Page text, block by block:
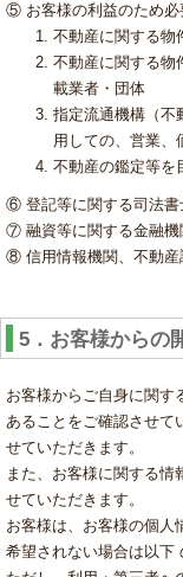
⑤ お客様の利益のため必
不動産に関する物
不動産に関する物
載業者・団体
指定流通機構（不
用しての、営業、
不動産の鑑定等を
⑥ 登記等に関する司法書
⑦ 融資等に関する金融機
⑧ 信用情報機関、不動産
5．お客様からの
お客様からご自身に関す
あることをご確認させて
せていただきます。
また、お客様に関する情
せていただきます。
お客様は、お客様の個人
希望されない場合は以下